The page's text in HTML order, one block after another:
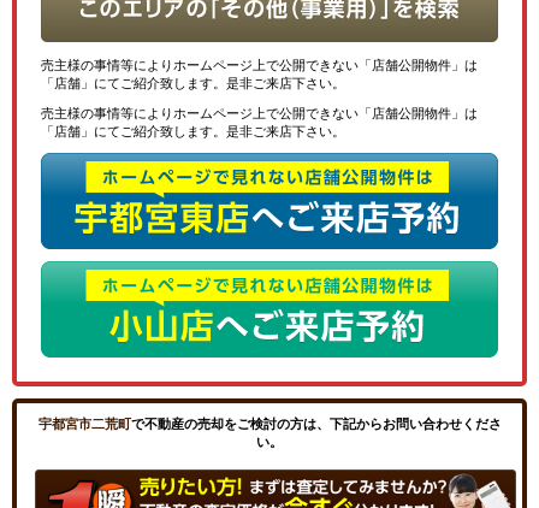
売主様の事情等によりホームページ上で公開できない「店舗公開物件」は
「店舗」にてご紹介致します。是非ご来店下さい。
売主様の事情等によりホームページ上で公開できない「店舗公開物件」は
「店舗」にてご紹介致します。是非ご来店下さい。
宇都宮市二荒町で不動産の売却をご検討の方は、下記からお問い合わせくださ
い。